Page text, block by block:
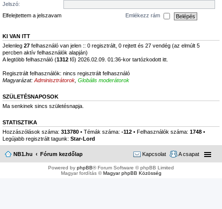
Jelszó:
Elfelejtettem a jelszavam
Emlékezz rám
KI VAN ITT
Jelenleg 27 felhasználó van jelen :: 0 regisztrált, 0 rejtett és 27 vendég (az elmúlt 5
percben aktív felhasználók alapján)
A legtöbb felhasználó (1312 fő) 2026.02.09. 01:36-kor tartózkodott itt.
Regisztrált felhasználók: nincs regisztrált felhasználó
Magyarázat: Adminisztrátorok Globális moderátorok
SZÜLETÉSNAPOSOK
Ma senkinek sincs születésnapja.
STATISZTIKA
Hozzászólások száma: 313780 • Témák száma: -112 • Felhasználók száma: 1748 •
Legújabb regisztrált tagunk: Star-Lord
NB1.hu Fórum kezdőlap A csapat
Kapcsolat
Powered by phpBB® Forum Software © phpBB Limited
Magyar fordítás ©Magyar phpBB Közösség